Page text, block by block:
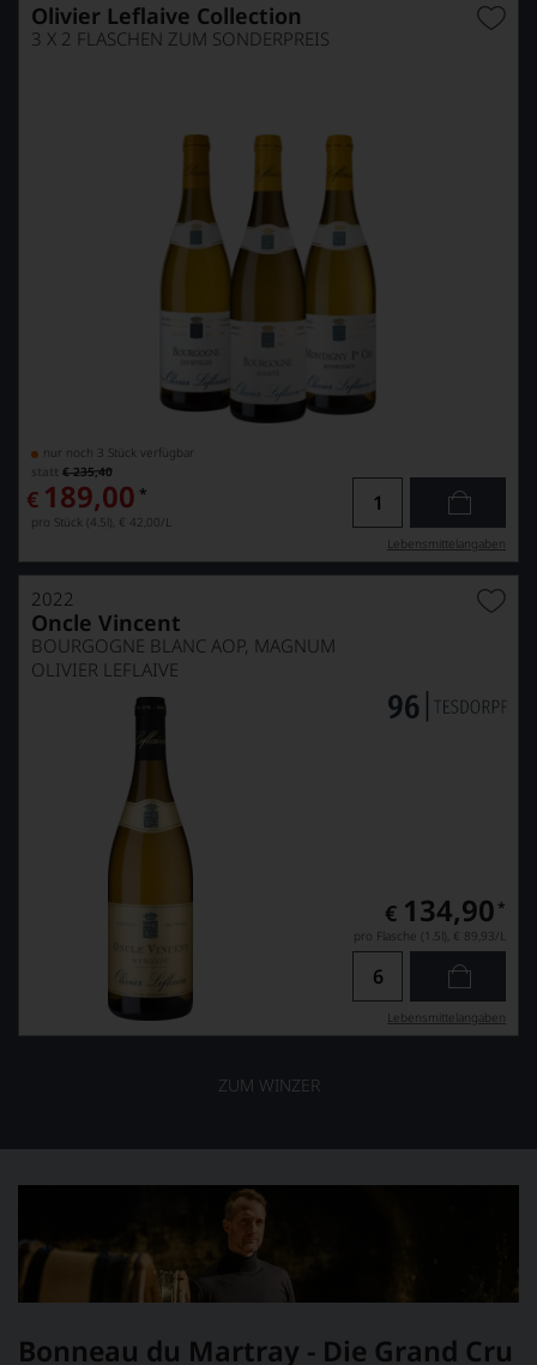
Olivier Leflaive Collection
3 X 2 FLASCHEN ZUM SONDERPREIS
nur noch 3 Stück verfügbar
€ 235,40
€ 189,00 *
pro Stück (4.5l), € 42,00/L
Lebensmittel­angaben
2022
Oncle Vincent
BOURGOGNE BLANC AOP, MAGNUM
OLIVIER LEFLAIVE
€ 134,90 *
pro Flasche (1.5l), € 89,93/L
Lebensmittel­angaben
ZUM WINZER
Bonneau du Martray - Die Grand Cru